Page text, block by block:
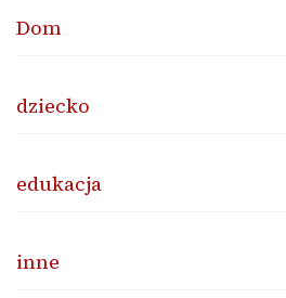
Dom
dziecko
edukacja
inne